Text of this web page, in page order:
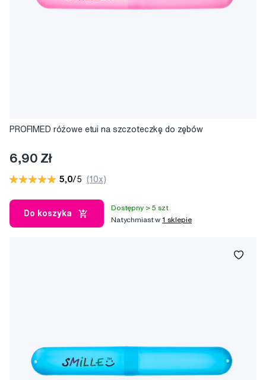
PROFIMED różowe etui na szczoteczkę do zębów
6,90 Zł
5,0/5 (10x)
Do koszyka
Dostępny > 5 szt
Natychmiast w1 sklepie